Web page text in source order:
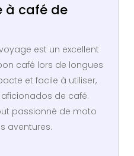
à café de
est un excellent
café lors de longues
et facile à utiliser,
de café.
passionné de moto
aventures.